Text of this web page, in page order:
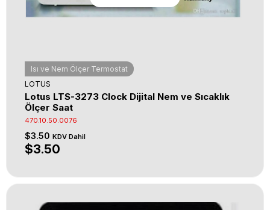
Isı ve Nem Ölçer Termostat
LOTUS
Lotus LTS-3273 Clock Dijital Nem ve Sıcaklık
Ölçer Saat
470.10.50.0076
$3.50 KDV Dahil
$3.50